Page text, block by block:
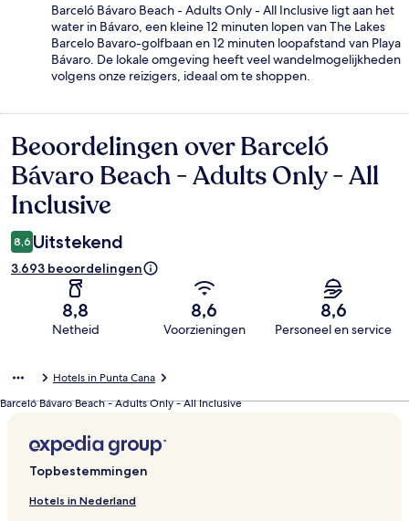
Barceló Bávaro Beach - Adults Only - All Inclusive ligt aan het
water in Bávaro, een kleine 12 minuten lopen van The Lakes
Barcelo Bavaro-golfbaan en 12 minuten loopafstand van Playa
Bávaro. De lokale omgeving heeft veel wandelmogelijkheden
volgens onze reizigers, ideaal om te shoppen.
Beoordelingen
Beoordelingen over Barceló
Bávaro Beach - Adults Only - All
Inclusive
8,6 Uitstekend
3.693 beoordelingen
8,8
Netheid
8,6
Voorzieningen
8,6
Personeel en service
Hotels in Punta Cana
Barceló Bávaro Beach - Adults Only - All Inclusive
Topbestemmingen
Hotels in Nederland